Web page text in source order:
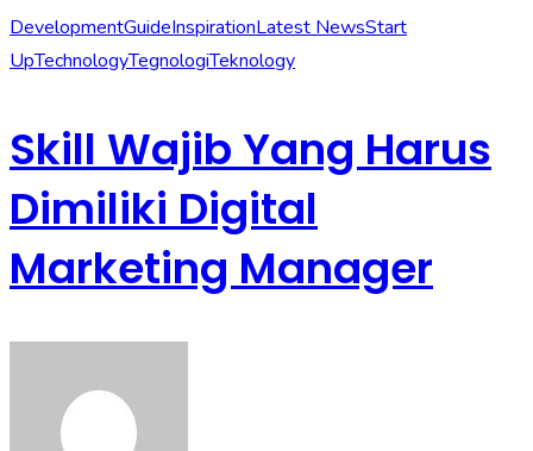
DevelopmentGuideInspirationLatest NewsStart
UpTechnologyTegnologiTeknology
Skill Wajib Yang Harus
Dimiliki Digital
Marketing Manager